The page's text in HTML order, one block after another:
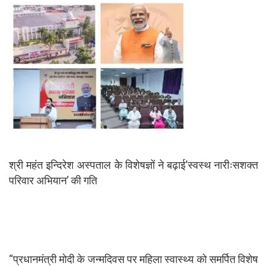
p
p
o
k
श्री महंत इन्दिरेश अस्पताल केे विशेषज्ञों ने बढ़ाई‘स्वस्थ नारीःसशक्त
परिवार अभियान’ की गति
“प्रधानमंत्री मोदी के जन्मदिवस पर महिला स्वास्थ्य को समर्पित विशेष